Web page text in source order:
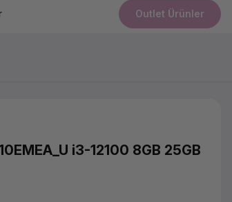
Outlet Ürünler
i3-12100 8GB 25GB